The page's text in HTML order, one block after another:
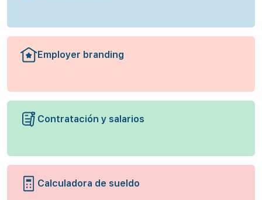
Employer branding
Contratación y salarios
Calculadora de sueldo